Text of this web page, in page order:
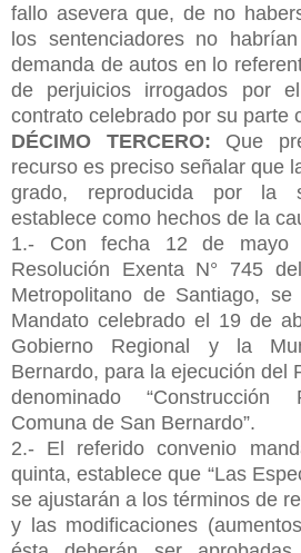
fallo asevera que, de no
los sentenciadores no
demanda de autos en lo
de perjuicios irrogados por
contrato celebrado por su parte
DÉCIMO TERCERO: Que
recurso es preciso señalar que
grado, reproducida por la
establece como hechos de la
1.- Con fecha 12 de mayo
Resolución Exenta N° 745
Metropolitano de Santiago,
Mandato celebrado el 19 de
Gobierno Regional y la
Bernardo, para la ejecución del
denominado “Construcción
Comuna de San Bernardo”.
2.- El referido convenio
quinta, establece que “Las
se ajustarán a los términos de
y las modificaciones